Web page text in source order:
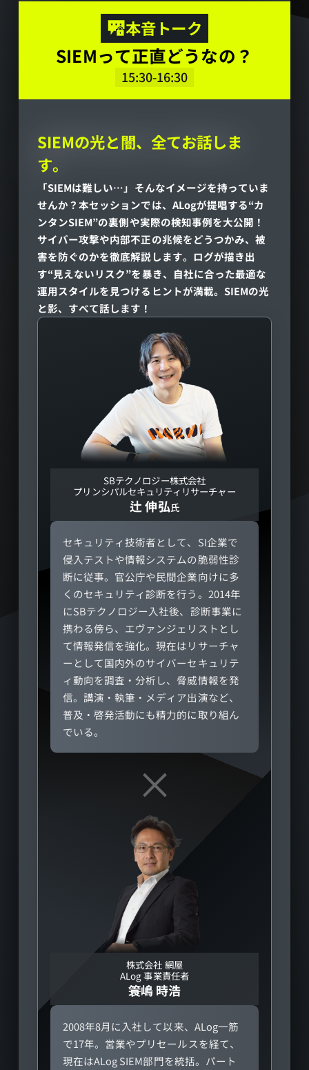
本音トーク
SIEMって正直どうなの？
15:30-16:30
SIEMの光と闇、全てお話しま
す。
「SIEMは難しい…」そんなイメージを持っていま
せんか？本セッションでは、ALogが提唱する“カ
ンタンSIEM”の裏側や実際の検知事例を大公開！
サイバー攻撃や内部不正の兆候をどうつかみ、被
害を防ぐのかを徹底解説します。ログが描き出
す“見えないリスク”を暴き、自社に合った最適な
運用スタイルを見つけるヒントが満載。SIEMの光
と影、すべて話します！
SBテクノロジー株式会社
プリンシパルセキュリティリサーチャー
辻 伸弘氏
セキュリティ技術者として、SI企業で
侵入テストや情報システムの脆弱性診
断に従事。官公庁や民間企業向けに多
くのセキュリティ診断を行う。2014年
にSBテクノロジー入社後、診断事業に
携わる傍ら、エヴァンジェリストとし
て情報発信を強化。現在はリサーチャ
ーとして国内外のサイバーセキュリテ
ィ動向を調査・分析し、脅威情報を発
信。講演・執筆・メディア出演など、
普及・啓発活動にも精力的に取り組ん
でいる。
株式会社 網屋
ALog 事業責任者
簑嶋 時浩
2008年8月に入社して以来、ALog一筋
で17年。営業やプリセールスを経て、
現在はALog SIEM部門を統括。パート